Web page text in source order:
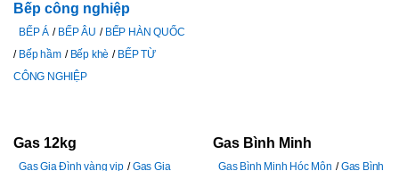
Bếp công nghiệp
BẾP Á BẾP ÂU
BẾP HÀN QUỐC
Bếp hầm
Bếp khè
BẾP TỪ
CÔNG NGHIỆP
Gas 12kg
Gas Gia Đình vàng vip
Gas Gia
Gas Bình Minh
Gas Bình Minh Hóc Môn
Gas Bình